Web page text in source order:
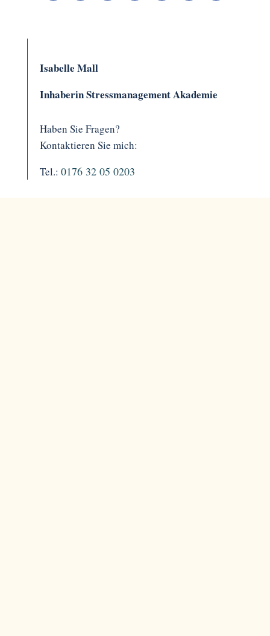
Isabelle Mall
Inhaberin Stressmanagement Akademie
Haben Sie Fragen?
Kontaktieren Sie mich:
Tel.: 0176 32 05 0203